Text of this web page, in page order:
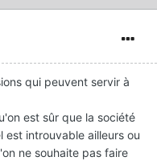
qui peuvent servir à
est sûr que la société
introuvable ailleurs ou
ne souhaite pas faire